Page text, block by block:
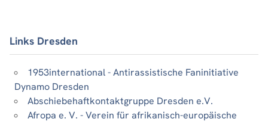
Links Dresden
1953international - Antirassistische Faninitiative
Dynamo Dresden
Abschiebehaftkontaktgruppe Dresden e.V.
Afropa e. V. - Verein für afrikanisch-europäische